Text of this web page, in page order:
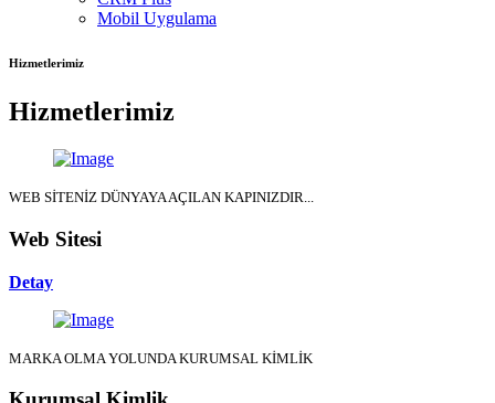
Mobil Uygulama
Hizmetlerimiz
Hizmetlerimiz
WEB SİTENİZ DÜNYAYA AÇILAN KAPINIZDIR...
Web Sitesi
Detay
MARKA OLMA YOLUNDA KURUMSAL KİMLİK